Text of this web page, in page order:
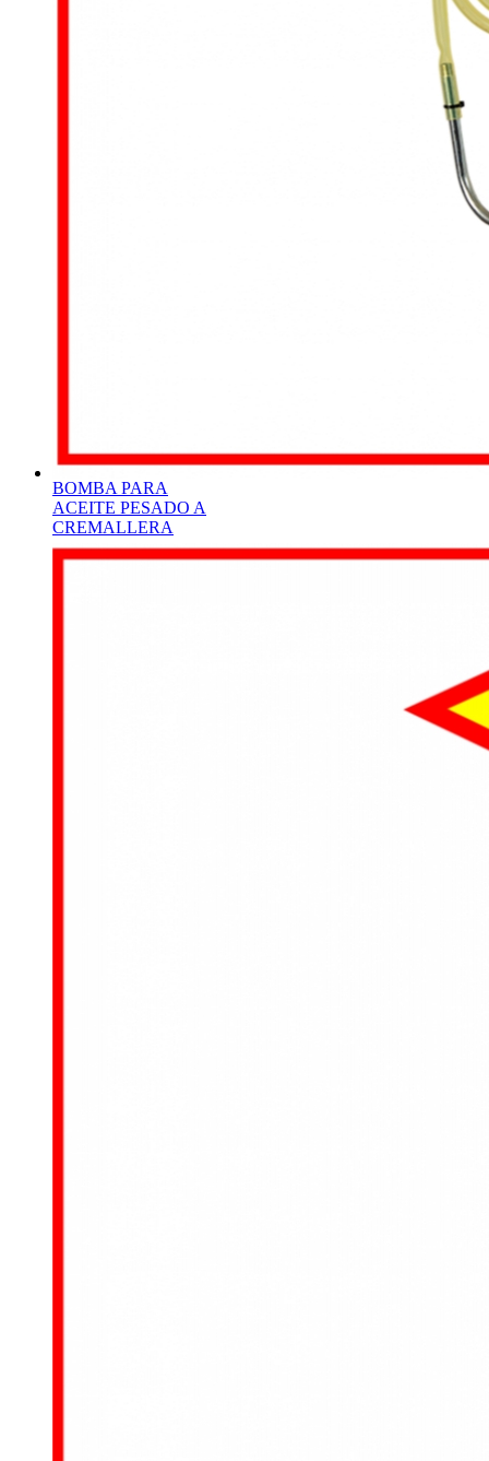
BOMBA PARA
ACEITE PESADO A
CREMALLERA